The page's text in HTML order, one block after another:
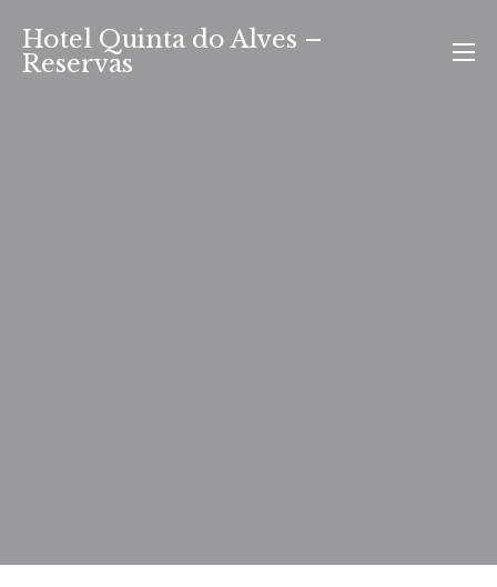
paraHotel Quinta do Alves –
Reservas